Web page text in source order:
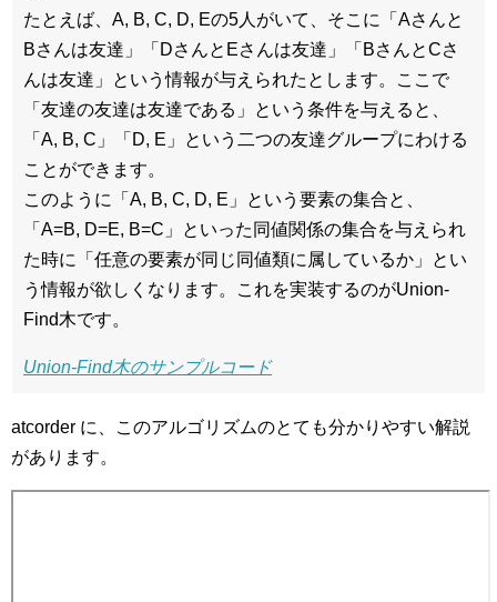
たとえば、A, B, C, D, Eの5人がいて、そこに「Aさんと
Bさんは友達」「DさんとEさんは友達」「BさんとCさ
んは友達」という情報が与えられたとします。ここで
「友達の友達は友達である」という条件を与えると、
「A, B, C」「D, E」という二つの友達グループにわける
ことができます。
このように「A, B, C, D, E」という要素の集合と、
「A=B, D=E, B=C」といった同値関係の集合を与えられ
た時に「任意の要素が同じ同値類に属しているか」とい
う情報が欲しくなります。これを実装するのがUnion-
Find木です。
Union-Find木のサンプルコード
atcorder に、このアルゴリズムのとても分かりやすい解説
があります。